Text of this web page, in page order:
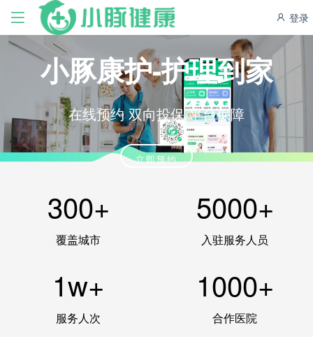
登录
小豚康护-护理到家
在线预约 双向投保 平台保障
立即预约
300+
覆盖城市
5000+
入驻服务人员
1w+
服务人次
1000+
合作医院